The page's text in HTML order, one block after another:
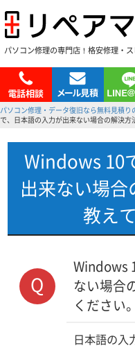
パソコン修理の専門店！格安修理・
パソコン修理・データ復旧なら無料見積り
で、日本語の入力が出来ない場合の解決方
Windows 10
出来ない場
教え
Q
Windows
ない場合
ください。
日本語の入